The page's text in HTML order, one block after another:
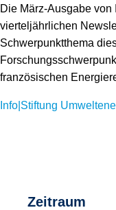
Speicher
Stromerzeugung
Wärme
Wasserstoff
Forschungsnetzwerk
Bibliothek
Newsletter
Infomaterial
Die März-Ausgabe
vierteljährlichen
Schwerpunktthema
französischen
Info|Stiftung
Zeitraum